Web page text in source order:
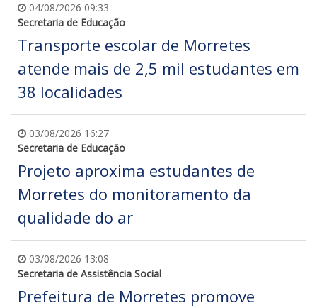
04/08/2026 09:33
Secretaria de Educação
Transporte escolar de Morretes
atende mais de 2,5 mil estudantes em
38 localidades
03/08/2026 16:27
Secretaria de Educação
Projeto aproxima estudantes de
Morretes do monitoramento da
qualidade do ar
03/08/2026 13:08
Secretaria de Assistência Social
Prefeitura de Morretes promove